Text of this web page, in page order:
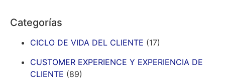
Categorías
CICLO DE VIDA DEL CLIENTE (17)
CUSTOMER EXPERIENCE Y EXPERIENCIA DE
CLIENTE (89)